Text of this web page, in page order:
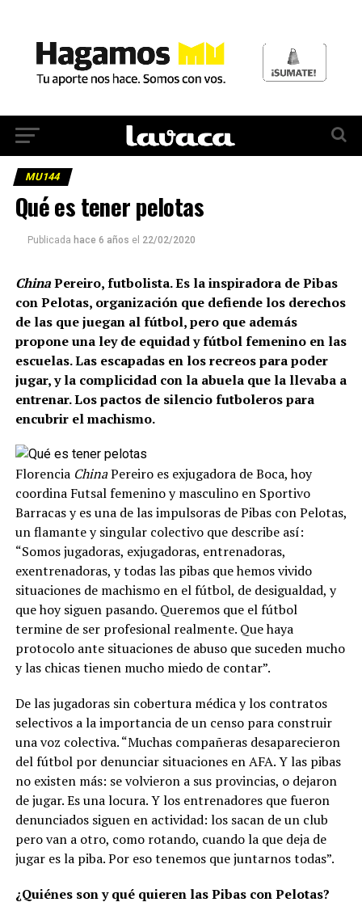
MU144
Qué es tener pelotas
Publicada hace 6 años el 22/02/2020
ChinaPereiro, futbolista. Es la inspiradora de Pibas
con Pelotas, organización que defiende los derechos
de las que juegan al fútbol, pero que además
propone una ley de equidad y fútbol femenino en las
escuelas. Las escapadas en los recreos para poder
jugar, y la complicidad con la abuela que la llevaba a
entrenar. Los pactos de silencio futboleros para
encubrir el machismo.
Florencia ChinaPereiro es exjugadora de Boca, hoy
coordina Futsal femenino y masculino en Sportivo
Barracas y es una de las impulsoras de Pibas con Pelotas,
un flamante y singular colectivo que describe así:
“Somos jugadoras, exjugadoras, entrenadoras,
exentrenadoras, y todas las pibas que hemos vivido
situaciones de machismo en el fútbol, de desigualdad, y
que hoy siguen pasando. Queremos que el fútbol
termine de ser profesional realmente. Que haya
protocolo ante situaciones de abuso que suceden mucho
y las chicas tienen mucho miedo de contar”.
De las jugadoras sin cobertura médica y los contratos
selectivos a la importancia de un censo para construir
una voz colectiva. “Muchas compañeras desaparecieron
del fútbol por denunciar situaciones en AFA. Y las pibas
no existen más: se volvieron a sus provincias, o dejaron
de jugar. Es una locura. Y los entrenadores que fueron
denunciados siguen en actividad: los sacan de un club
pero van a otro, como rotando, cuando la que deja de
jugar es la piba. Por eso tenemos que juntarnos todas”.
¿Quiénes son y qué quieren las Pibas con Pelotas?